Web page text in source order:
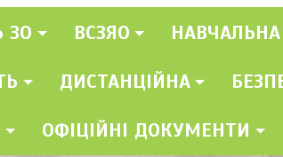
ЗО ВСЗЯО НАВЧАЛЬНА
ДИСТАНЦІЙНА
ОФІЦІЙНІ ДОКУМЕНТИ